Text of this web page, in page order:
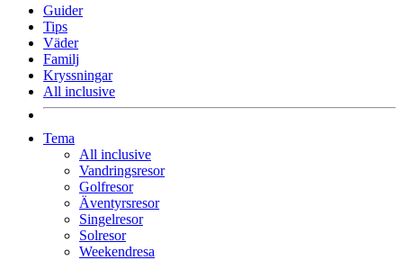
Guider
Tips
Väder
Familj
Kryssningar
All inclusive
Tema
All inclusive
Vandringsresor
Golfresor
Äventyrsresor
Singelresor
Solresor
Weekendresa